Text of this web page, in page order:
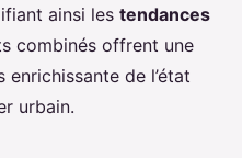
ainsi les tendances
combinés offrent une
de l’état
urbain.